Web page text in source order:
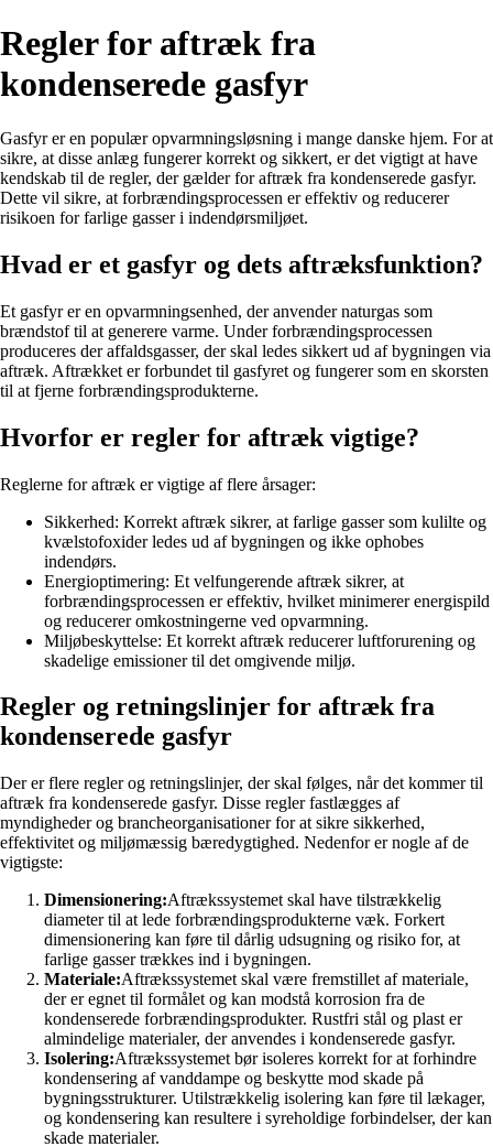
Regler for aftræk fra
kondenserede gasfyr
Gasfyr er en populær opvarmningsløsning i mange danske hjem. For at
sikre, at disse anlæg fungerer korrekt og sikkert, er det vigtigt at have
kendskab til de regler, der gælder for aftræk fra kondenserede gasfyr.
Dette vil sikre, at forbrændingsprocessen er effektiv og reducerer
risikoen for farlige gasser i indendørsmiljøet.
Hvad er et gasfyr og dets aftræksfunktion?
Et gasfyr er en opvarmningsenhed, der anvender naturgas som
brændstof til at generere varme. Under forbrændingsprocessen
produceres der affaldsgasser, der skal ledes sikkert ud af bygningen via
aftræk. Aftrækket er forbundet til gasfyret og fungerer som en skorsten
til at fjerne forbrændingsprodukterne.
Hvorfor er regler for aftræk vigtige?
Reglerne for aftræk er vigtige af flere årsager:
Sikkerhed: Korrekt aftræk sikrer, at farlige gasser som kulilte og
kvælstofoxider ledes ud af bygningen og ikke ophobes
indendørs.
Energioptimering: Et velfungerende aftræk sikrer, at
forbrændingsprocessen er effektiv, hvilket minimerer energispild
og reducerer omkostningerne ved opvarmning.
Miljøbeskyttelse: Et korrekt aftræk reducerer luftforurening og
skadelige emissioner til det omgivende miljø.
Regler og retningslinjer for aftræk fra
kondenserede gasfyr
Der er flere regler og retningslinjer, der skal følges, når det kommer til
aftræk fra kondenserede gasfyr. Disse regler fastlægges af
myndigheder og brancheorganisationer for at sikre sikkerhed,
effektivitet og miljømæssig bæredygtighed. Nedenfor er nogle af de
vigtigste:
Dimensionering:Aftrækssystemet skal have tilstrækkelig
diameter til at lede forbrændingsprodukterne væk. Forkert
dimensionering kan føre til dårlig udsugning og risiko for, at
farlige gasser trækkes ind i bygningen.
Materiale:Aftrækssystemet skal være fremstillet af materiale,
der er egnet til formålet og kan modstå korrosion fra de
kondenserede forbrændingsprodukter. Rustfri stål og plast er
almindelige materialer, der anvendes i kondenserede gasfyr.
Isolering:Aftrækssystemet bør isoleres korrekt for at forhindre
kondensering af vanddampe og beskytte mod skade på
bygningsstrukturer. Utilstrækkelig isolering kan føre til lækager,
og kondensering kan resultere i syreholdige forbindelser, der kan
skade materialer.